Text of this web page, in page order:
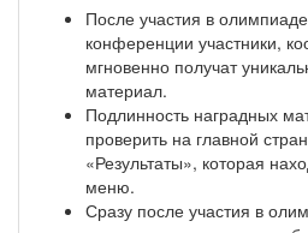
После участия в
конференции участники,
мгновенно получат
материал.
Подлинность наградных
проверить на главной
«Результаты», которая
меню.
Сразу после участия в